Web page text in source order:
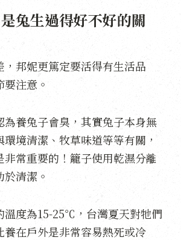
兔生過得好不好的關
，邦妮更篤定要活得有生活品
注意。
為養兔子會臭，其實兔子本身無
境清潔、牧草味道等等有關，
非常重要的！籠子使用乾濕分離
清潔。
溫度為15-25℃，台灣夏天對牠們
養在戶外是非常容易熱死或冷